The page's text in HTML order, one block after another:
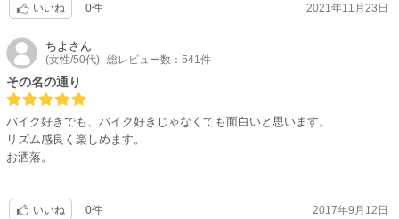
いいね 0件 2021年11月23日
ちよ さん
(女性/50代) 総レビュー数：541件
その名の通り
バイク好きでも、バイク好きじゃなくても面白いと思います。
リズム感良く楽しめます。
お洒落。
いいね 0件 2017年9月12日